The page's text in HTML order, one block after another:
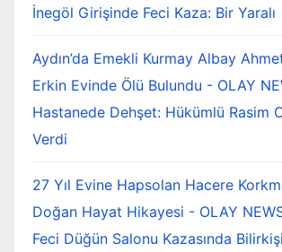
İnegöl Girişinde Feci Kaza: Bir Yaralı
Aydın’da Emekli Kurmay Albay
Erkin Evinde Ölü Bulundu - OLAY
Hastanede Dehşet: Hükümlü Rasim
Verdi
27 Yıl Evine Hapsolan Hacere
Doğan Hayat Hikayesi - OLAY
Feci Düğün Salonu Kazasında